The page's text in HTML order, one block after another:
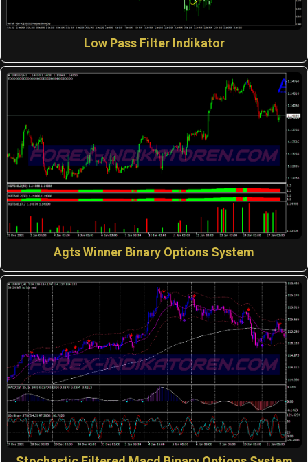
Low Pass Filter Indikator
Agts Winner Binary Options System